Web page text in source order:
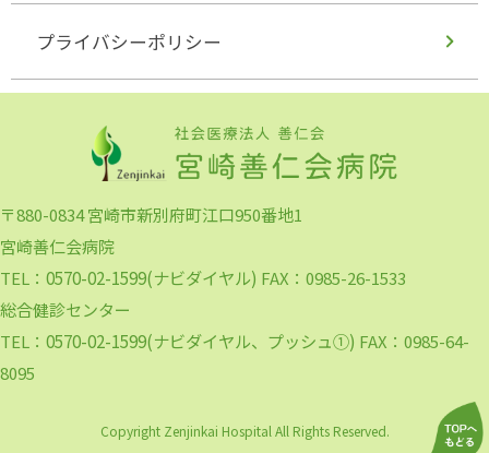
プライバシーポリシー
〒880-0834 宮崎市新別府町江口950番地1
宮崎善仁会病院
TEL： 0570-02-1599(ナビダイヤル) FAX：0985-26-1533
総合健診センター
TEL： 0570-02-1599(ナビダイヤル、プッシュ①) FAX：0985-64-
8095
Copyright Zenjinkai Hospital All Rights Reserved.